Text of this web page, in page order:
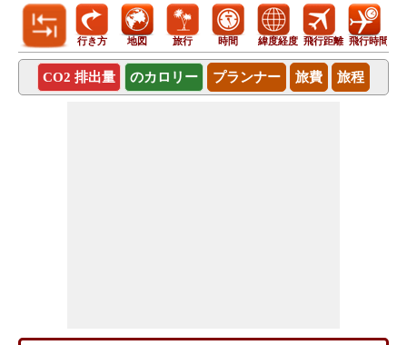
行き方 地図 旅行 時間 緯度経度 飛行距離 飛行時間
CO2 排出量 のカロリー プランナー 旅費 旅程